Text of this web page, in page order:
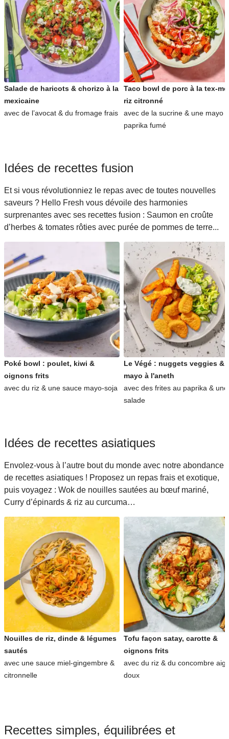
Salade de haricots & chorizo à la
mexicaine
avec de l’avocat & du fromage frais
Taco bowl de porc à la tex-
riz citronné
avec de la sucrine & une mayo
paprika fumé
Idées de recettes fusion
Et si vous révolutionniez le repas avec de toutes nouvelles
saveurs ? Hello Fresh vous dévoile des harmonies
surprenantes avec ses recettes fusion : Saumon en croûte
d’herbes & tomates rôties avec purée de pommes de terre...
Poké bowl : poulet, kiwi &
oignons frits
avec du riz & une sauce mayo-soja
Le Végé : nuggets veggies &
mayo à l'aneth
avec des frites au paprika & une
salade
Idées de recettes asiatiques
Envolez-vous à l’autre bout du monde avec notre abondance
de recettes asiatiques ! Proposez un repas frais et exotique,
puis voyagez : Wok de nouilles sautées au bœuf mariné,
Curry d’épinards & riz au curcuma…
Nouilles de riz, dinde & légumes
sautés
avec une sauce miel-gingembre &
citronnelle
Tofu façon satay, carotte &
oignons frits
avec du riz & du concombre
doux
Recettes simples, équilibrées et